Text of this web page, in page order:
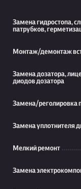
Замена гидростопа,
патрубков,
Монтаж/демонтаж
Замена дозатора,
диодов дозатора
Замена/реголировка
Замена уплотнителя
Мелкий ремонт
Замена